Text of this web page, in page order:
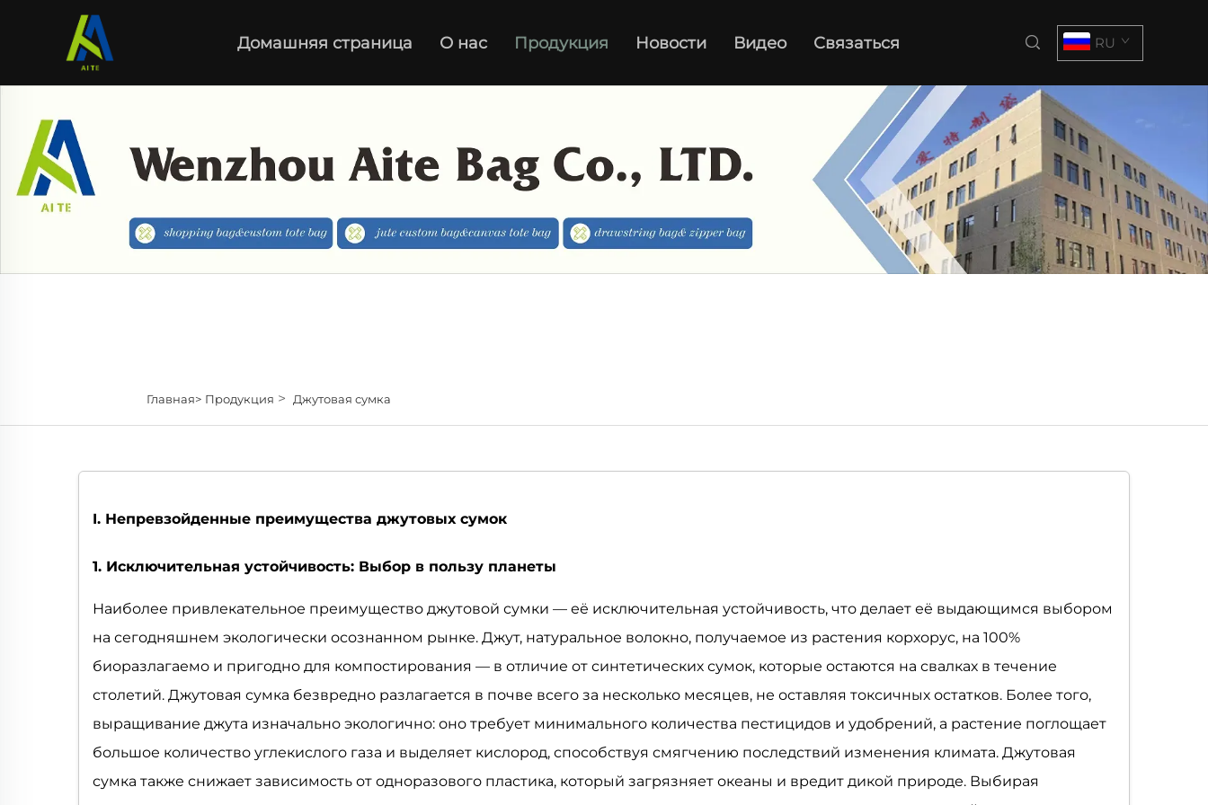
Домашняя страница О нас Продукция Новости Видео Связаться RU
Главная> Продукция > Джутовая сумка
I. Непревзойденные преимущества джутовых сумок
1. Исключительная устойчивость: Выбор в пользу планеты
Наиболее привлекательное преимущество джутовой сумки — её исключительная устойчивость, что делает её выдающимся выбором
на сегодняшнем экологически осознанном рынке. Джут, натуральное волокно, получаемое из растения корхорус, на 100%
биоразлагаемо и пригодно для компостирования — в отличие от синтетических сумок, которые остаются на свалках в течение
столетий. Джутовая сумка безвредно разлагается в почве всего за несколько месяцев, не оставляя токсичных остатков. Более того,
выращивание джута изначально экологично: оно требует минимального количества пестицидов и удобрений, а растение поглощает
большое количество углекислого газа и выделяет кислород, способствуя смягчению последствий изменения климата. Джутовая
сумка также снижает зависимость от одноразового пластика, который загрязняет океаны и вредит дикой природе. Выбирая